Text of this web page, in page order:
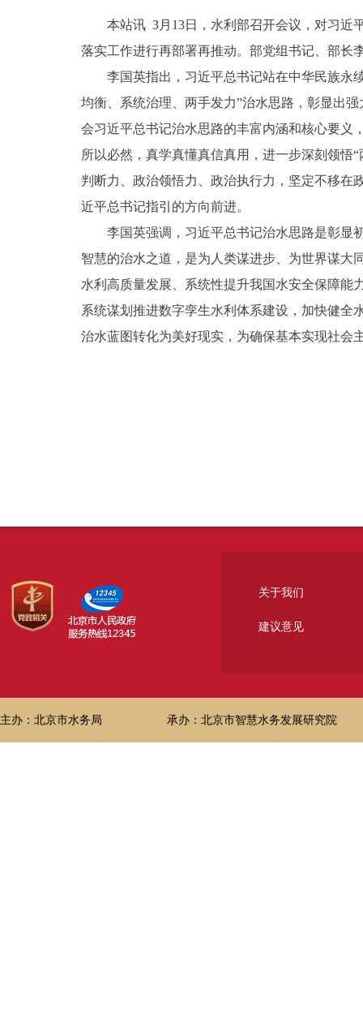
本站讯 3月13日，水利部召开会议，对习近
落实工作进行再部署再推动。部党组书记、部长
李国英指出，习近平总书记站在中华民族永
均衡、系统治理、两手发力”治水思路，彰显出
会习近平总书记治水思路的丰富内涵和核心要义
所以必然，真学真懂真信真用，进一步深刻领悟
判断力、政治领悟力、政治执行力，坚定不移在
近平总书记指引的方向前进。
李国英强调，习近平总书记治水思路是彰显
智慧的治水之道，是为人类谋进步、为世界谋大
水利高质量发展、系统性提升我国水安全保障能
系统谋划推进数字孪生水利体系建设，加快健全
治水蓝图转化为美好现实，为确保基本实现社会
关于我们
建议意见
主办：北京市水务局 承办：北京市智慧水务发展研究院